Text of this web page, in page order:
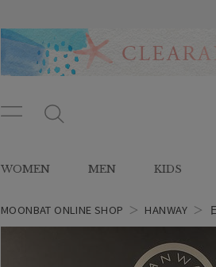
ン
ュ
ー
タ
WOMEN MEN KIDS
MOONBAT ONLINE SHOP ＞ HANWAY ＞